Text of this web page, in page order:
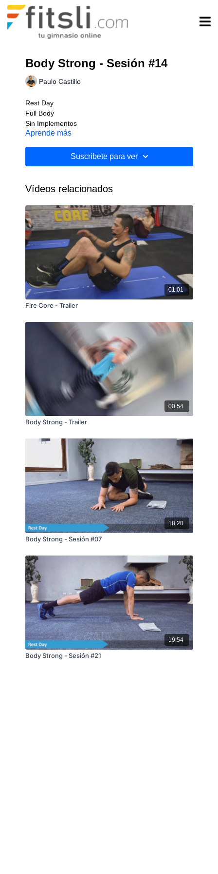
Body Strong - Sesión #14
Paulo Castillo
Rest Day
Full Body
Sin Implementos
Nivel: Inicial
Aprende más
Suscríbete para ver
Vídeos relacionados
01:01
Fire Core - Trailer
00:54
Body Strong - Trailer
18:20
Body Strong - Sesión #07
19:54
Body Strong - Sesión #21